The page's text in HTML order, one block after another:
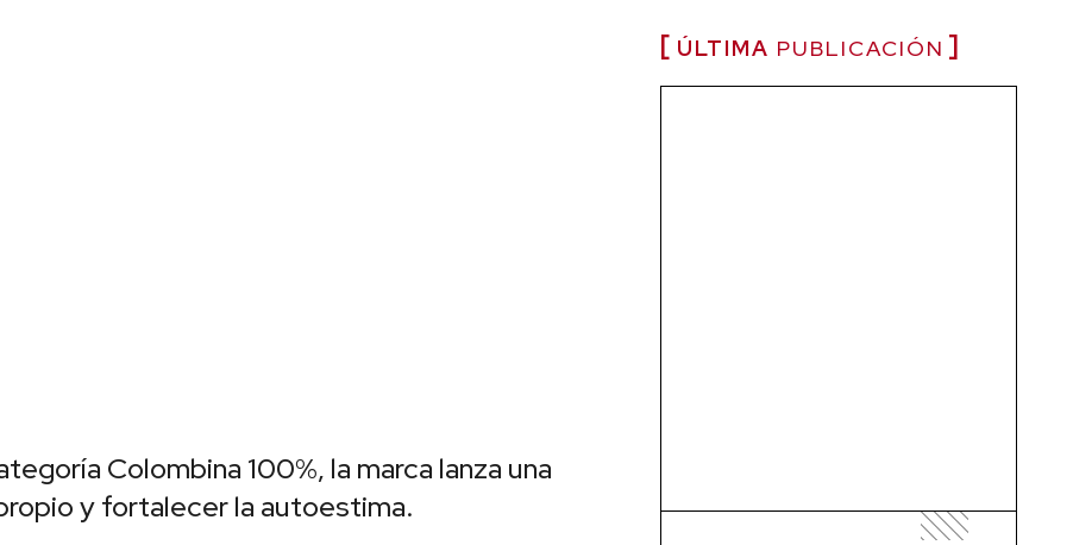
Colombina 100%, la marca lanza una
y fortalecer la autoestima.
ÚLTIMA PUBLICACIÓN